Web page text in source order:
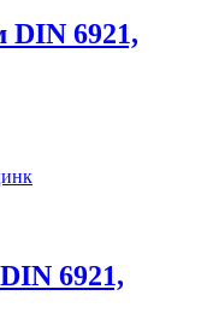
DIN 6921,
6921,